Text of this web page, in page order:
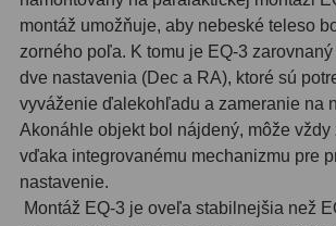
Tubusové kruhy 10
Motorové pohony13
Lišty8
Protizávažia
Iné27
montáž umožňuje, aby nebeské teleso
zorného poľa. K tomu je EQ-3
dve nastavenia (Dec a RA), ktoré sú
vyváženie ďalekohľadu a zameranie na
Akonáhle objekt bol nájdený, môže vždy
vďaka integrovanému mechanizmu pre
nastavenie.
Montáž EQ-3 je oveľa stabilnejšia než